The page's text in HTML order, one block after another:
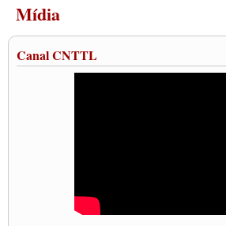
Mídia
Canal CNTTL